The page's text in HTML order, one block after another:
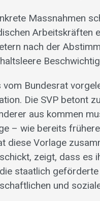
Massnahmen
Arbeitskräften
nach der
Bundesrat
Die SVP betont
aus kommen
– wie bereits
diese Vorlage
zeigt, dass es
staatlich
und